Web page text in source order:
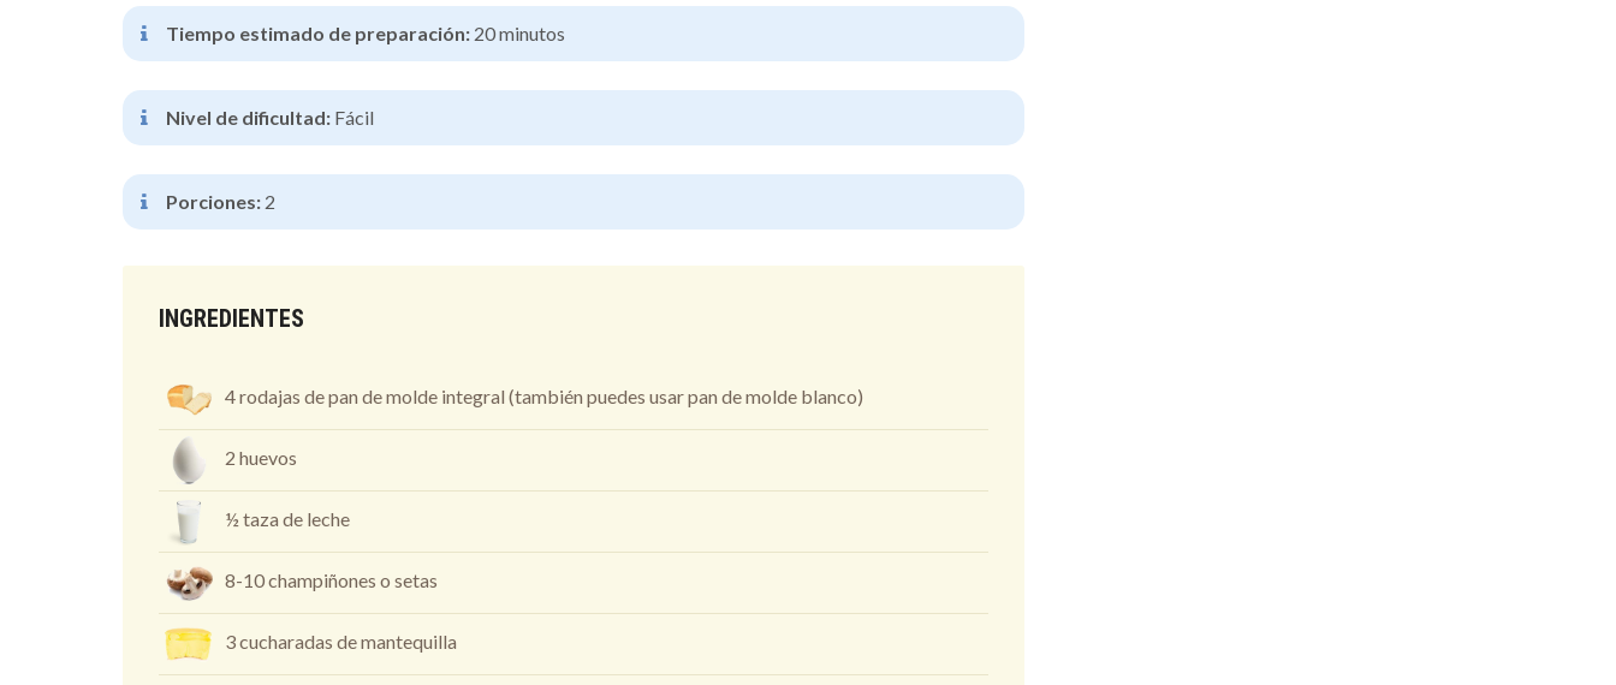
Tiempo estimado de preparación: 20 minutos
Nivel de dificultad: Fácil
Porciones: 2
INGREDIENTES
4 rodajas de pan de molde integral (también puedes usar pan de molde blanco)
2 huevos
½ taza de leche
8-10 champiñones o setas
3 cucharadas de mantequilla